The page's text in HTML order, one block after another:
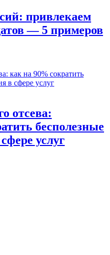
привлекаем
— 5 примеров
отсева:
бесполезные
услуг